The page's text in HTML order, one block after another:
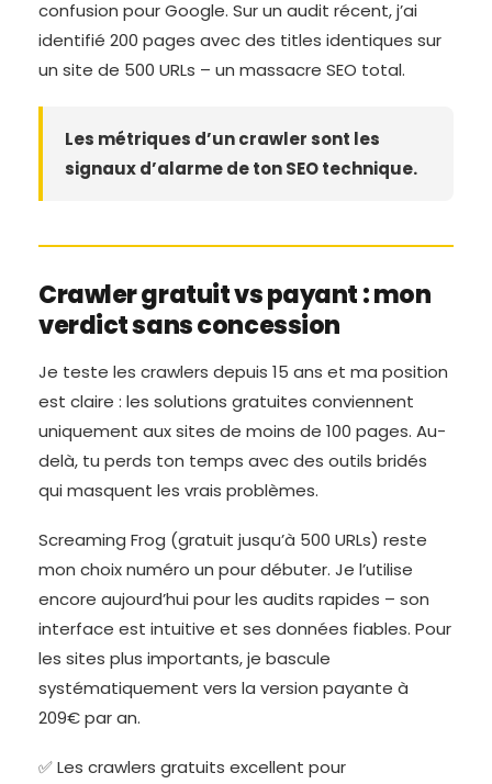
confusion pour Google. Sur un audit récent, j’ai
identifié 200 pages avec des titles identiques sur
un site de 500 URLs – un massacre SEO total.
Les métriques d’un crawler sont les
signaux d’alarme de ton SEO technique.
Crawler gratuit vs payant : mon
verdict sans concession
Je teste les crawlers depuis 15 ans et ma position
est claire : les solutions gratuites conviennent
uniquement aux sites de moins de 100 pages. Au-
delà, tu perds ton temps avec des outils bridés
qui masquent les vrais problèmes.
Screaming Frog (gratuit jusqu’à 500 URLs) reste
mon choix numéro un pour débuter. Je l’utilise
encore aujourd’hui pour les audits rapides – son
interface est intuitive et ses données fiables. Pour
les sites plus importants, je bascule
systématiquement vers la version payante à
209€ par an.
✅ Les crawlers gratuits excellent pour